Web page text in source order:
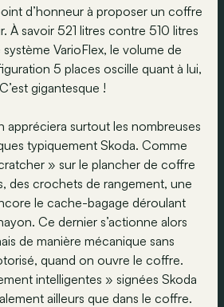
d’honneur à proposer un coffre
À savoir 521 litres contre 510 litres
VarioFlex, le volume de
5 places oscille quant à lui,
gigantesque !
appréciera surtout les nombreuses
typiquement Skoda. Comme
» sur le plancher de coffre
des crochets de rangement, une
le cache-bagage déroulant
Ce dernier s’actionne alors
de manière mécanique sans
quand on ouvre le coffre.
intelligentes » signées Skoda
ailleurs que dans le coffre.